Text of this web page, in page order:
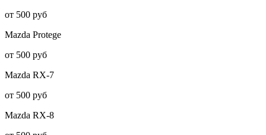
от 500 руб
Mazda Protege
от 500 руб
Mazda RX-7
от 500 руб
Mazda RX-8